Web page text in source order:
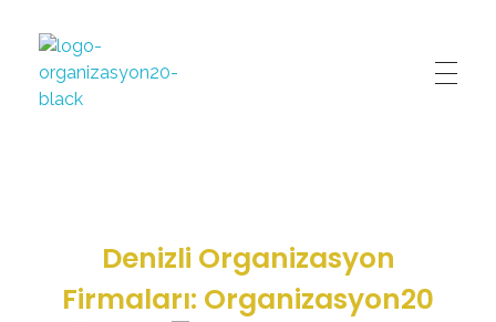
Denizli Organizasyon
Firmaları: Organizasyon20